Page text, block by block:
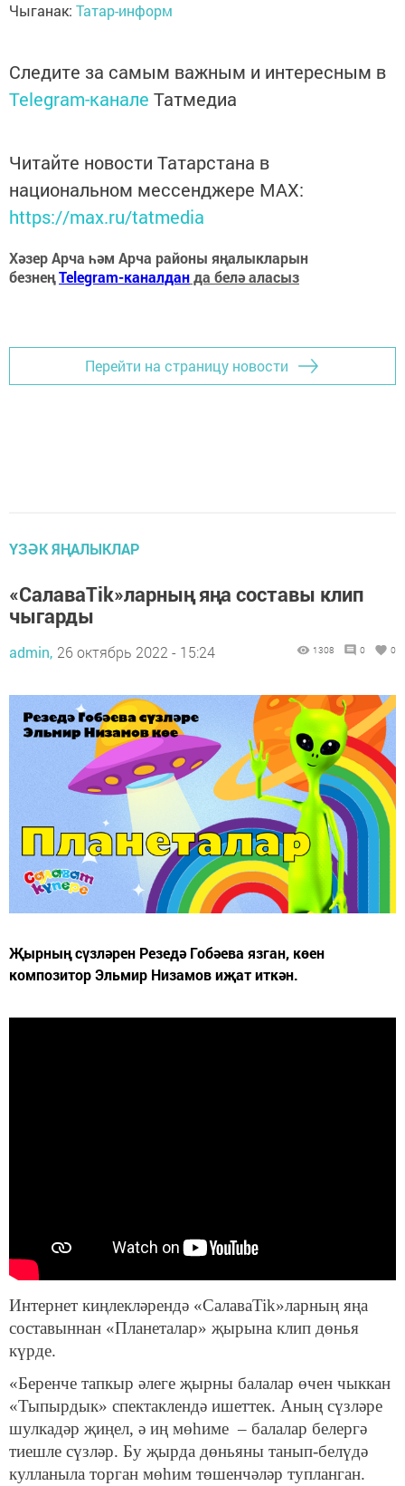
Чыганак: Татар-информ
Следите за самым важным и интересным в
Telegram-канале Татмедиа
Читайте новости Татарстана в
национальном мессенджере MАХ:
https://max.ru/tatmedia
Хәзер Арча һәм Арча районы яңалыкларын
безнеңTelegram-каналданда белә аласыз
Перейти на страницу новости
ҮЗӘК ЯҢАЛЫКЛАР
«СалаваTik»ларның яңа составы клип
чыгарды
admin, 26 октябрь 2022 - 15:24 1308 0 0
Җырның сүзләрен Резедә Гобәева язган, көен
композитор Эльмир Низамов иҗат иткән.
Интернет киңлекләрендә «СалаваTik»ларның яңа
составыннан «Планеталар» җырына клип дөнья
күрде.
«Беренче тапкыр әлеге җырны балалар өчен чыккан
«Тыпырдык» спектаклендә ишеттек. Аның сүзләре
шулкадәр җиңел, ә иң мөһиме – балалар белергә
тиешле сүзләр. Бу җырда дөньяны танып-белүдә
кулланыла торган мөһим төшенчәләр тупланган.